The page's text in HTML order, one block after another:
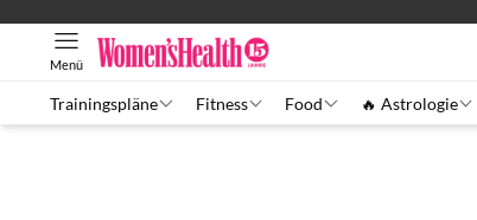
Menü
Trainingspläne Fitness Food 🔥 Astrologie